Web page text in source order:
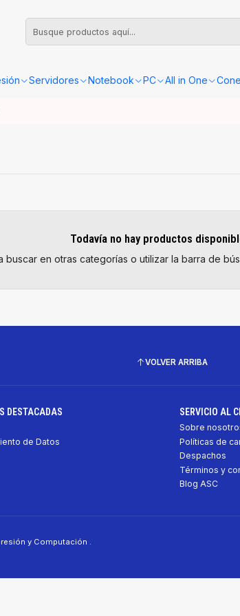
Servidores Notebook PC All in One
Boleta o Factura, la confirmación de retiro o envío se
Todavía no hay productos
buscar en otras categorías o utilizar la barra de
VOLVER ARRIBA
DESTACADAS
de Datos
SERVICIO AL
Sobre
Políticas de
Despachos
Términos y
Blog ASC
y Computación .